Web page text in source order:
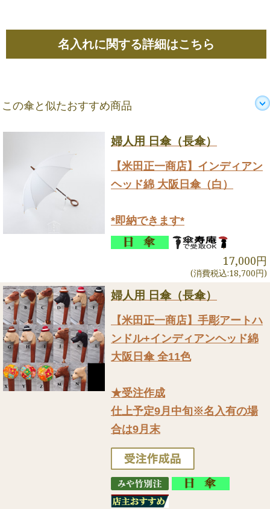
名入れに関する詳細はこちら
この傘と似たおすすめ商品
婦人用 日傘（長傘）
【米田正一商店】インディアン
ヘッド綿 大阪日傘（白）
*即納できます*
17,000円
(消費税込:18,700円)
婦人用 日傘（長傘）
【米田正一商店】手彫アートハ
ンドル+インディアンヘッド綿
大阪日傘 全11色
★受注作成
仕上予定9月中旬※名入有の場
合は9月末